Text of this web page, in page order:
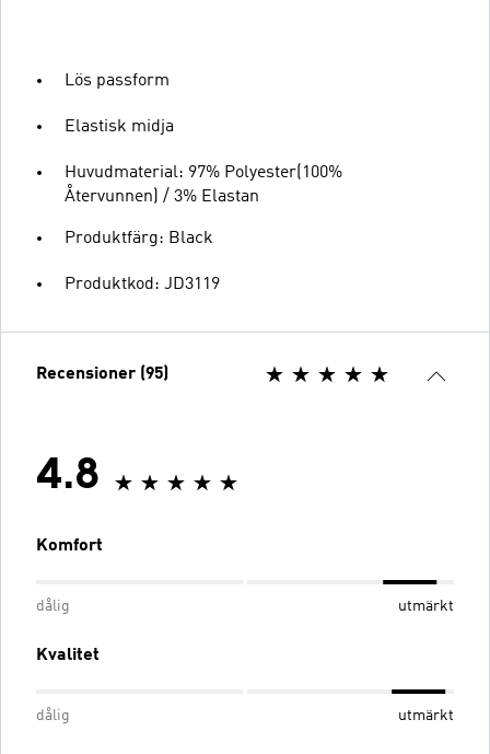
Lös passform
Elastisk midja
Huvudmaterial: 97% Polyester(100%
Återvunnen) / 3% Elastan
Produktfärg: Black
Produktkod: JD3119
Recensioner (95)
4.8
Komfort
dålig utmärkt
Kvalitet
dålig utmärkt